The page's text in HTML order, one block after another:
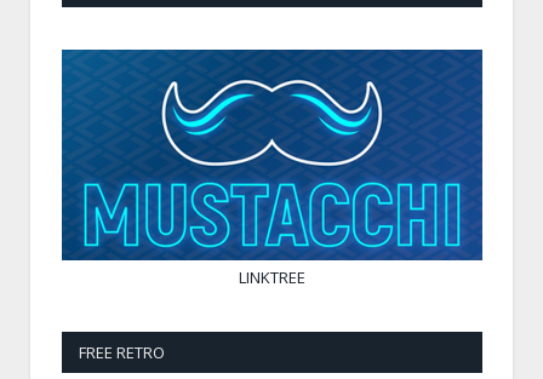
LINKTREE
FREE RETRO